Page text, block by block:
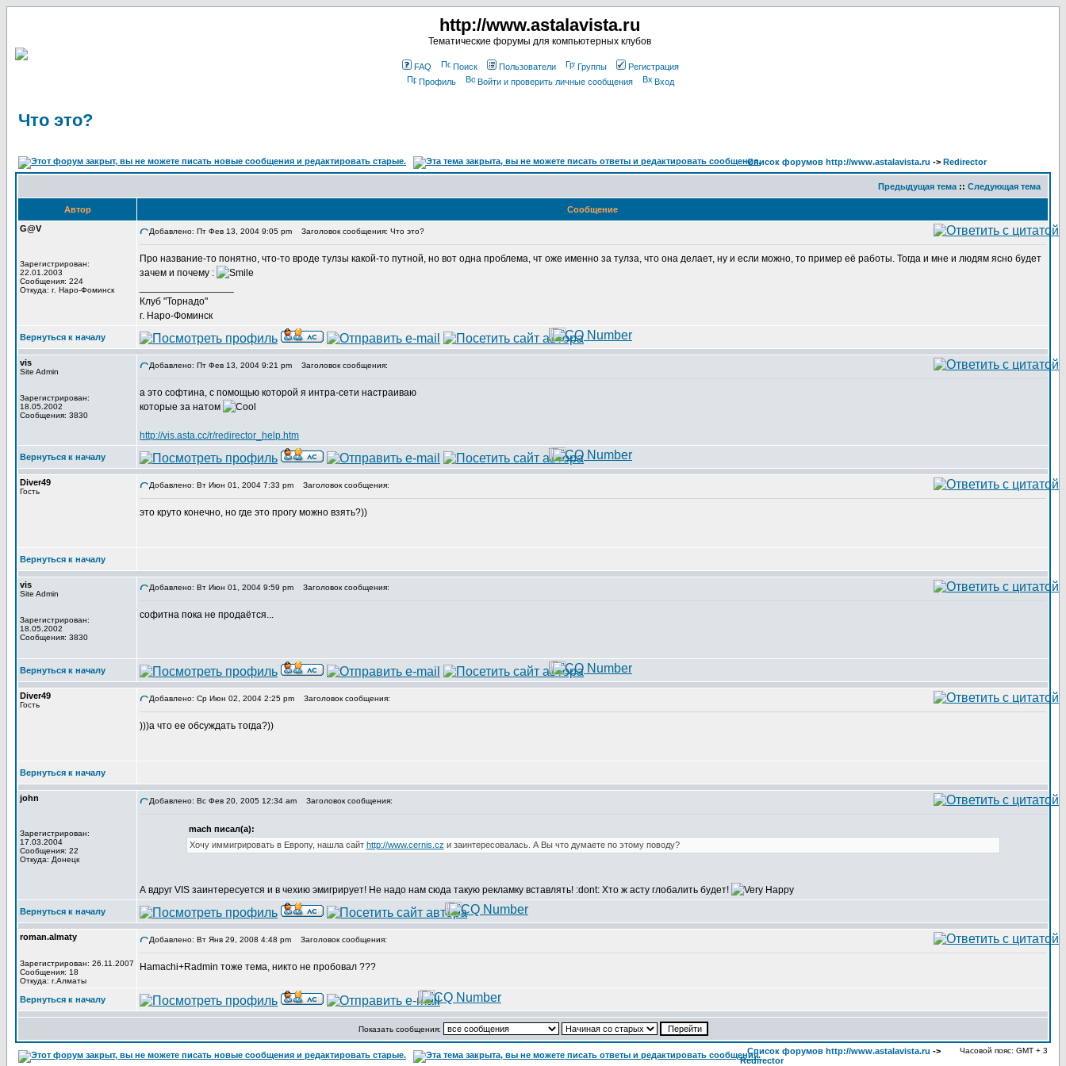
http://www.astalavista.ru
Тематические форумы для компьютерных клубов
FAQ Поиск Пользователи Группы
Регистрация
Профиль
Войти и проверить личные сообщения Вход
Что это?
Список форумов http://www.astalavista.ru -> Redirector
Предыдущая тема :: Следующая тема
Автор
Сообщение
G@V
Зарегистрирован:
22.01.2003
Сообщения: 224
Откуда: г. Наро-Фоминск
Добавлено: Пт Фев 13, 2004 9:05 pm Заголовок сообщения: Что это?
Про название-то понятно, что-то вроде тулзы какой-то путной, но вот одна проблема, чт оже именно за тулза, что она делает, ну и если можно, то пример её работы. Тогда и мне и людям ясно будет
зачем и почему :
Клуб "Торнадо"
г. Наро-Фоминск
Вернуться к началу
vis
Site Admin
Зарегистрирован:
18.05.2002
Сообщения: 3830
Добавлено: Пт Фев 13, 2004 9:21 pm Заголовок сообщения:
а это софтина, с помощью которой я интра-сети настраиваю
которые за натом
http://vis.asta.cc/r/redirector_help.htm
Вернуться к началу
Diver49
Гость
Добавлено: Вт Июн 01, 2004 7:33 pm Заголовок сообщения:
это круто конечно, но где это прогу можно взять?))
Вернуться к началу
vis
Site Admin
Зарегистрирован:
18.05.2002
Сообщения: 3830
Добавлено: Вт Июн 01, 2004 9:59 pm Заголовок сообщения:
софитна пока не продаётся...
Вернуться к началу
Diver49
Гость
Добавлено: Ср Июн 02, 2004 2:25 pm Заголовок сообщения:
)))а что ее обсуждать тогда?))
Вернуться к началу
john
Зарегистрирован:
17.03.2004
Сообщения: 22
Откуда: Донецк
Добавлено: Вс Фев 20, 2005 12:34 am Заголовок сообщения:
mach писал(а):
Хочу иммигрировать в Европу, нашла сайт http://www.cernis.cz и заинтересовалась. А Вы что думаете по этому поводу?
А вдруг VIS заинтересуется и в чехию эмигрирует! Не надо нам сюда такую рекламку вставлять! :dont: Хто ж асту глобалить будет!
Вернуться к началу
roman.almaty
Зарегистрирован: 26.11.2007
Сообщения: 18
Откуда: г.Алматы
Добавлено: Вт Янв 29, 2008 4:48 pm Заголовок сообщения:
Hamachi+Radmin тоже тема, никто не пробовал ???
Вернуться к началу
Показать сообщения:
Список форумов http://www.astalavista.ru ->
Redirector
Часовой пояс: GMT + 3